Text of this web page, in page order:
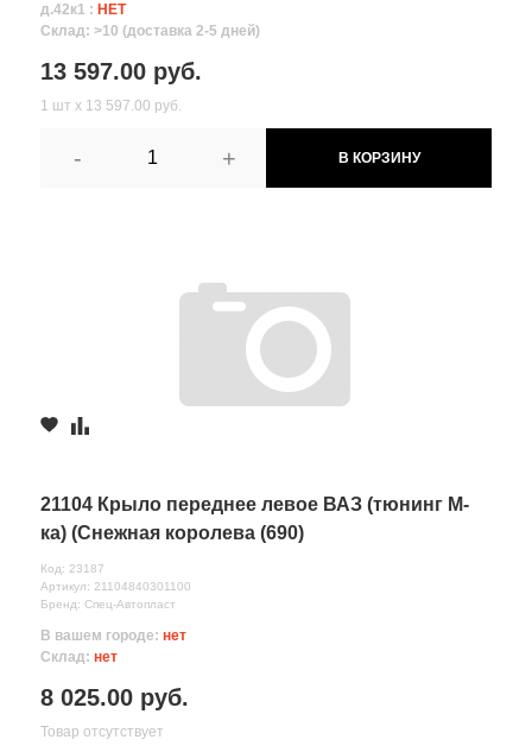
д.42к1 : НЕТ
Склад: >10 (доставка 2-5 дней)
13 597.00 руб.
1 шт х 13 597.00 руб.
- + В КОРЗИНУ
21104 Крыло переднее левое ВАЗ (тюнинг М-
ка) (Снежная королева (690)
Код: 23187
Артикул: 21104840301100
Бренд: Спец-Автопласт
В вашем городе: нет
Склад: нет
8 025.00 руб.
Товар отсутствует